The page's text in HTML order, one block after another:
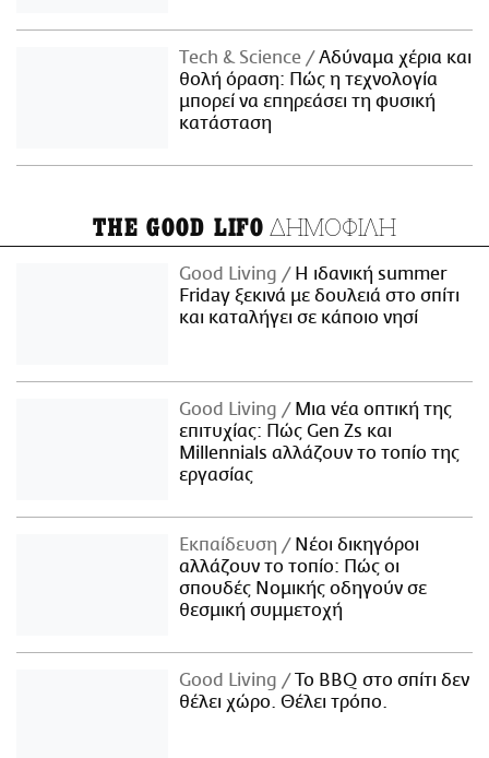
Τech & Science
Αδύναμα χέρια και
θολή όραση: Πώς η τεχνολογία
μπορεί να επηρεάσει τη φυσική
κατάσταση
THE GOOD LIFO ΔΗΜΟΦΙΛΗ
Good Living
Η ιδανική summer
Friday ξεκινά με δουλειά στο σπίτι
και καταλήγει σε κάποιο νησί
Good Living
Μια νέα οπτική της
επιτυχίας: Πώς Gen Zs και
Millennials αλλάζουν το τοπίο της
εργασίας
Εκπαίδευση
Νέοι δικηγόροι
αλλάζουν το τοπίο: Πώς οι
σπουδές Νομικής οδηγούν σε
θεσμική συμμετοχή
Good Living
Το BBQ στο σπίτι δεν
θέλει χώρο. Θέλει τρόπο.